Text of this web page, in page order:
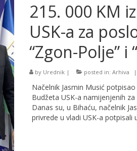
215. 000 KM
USK-a za
“Zgon-Polje” i
by Urednik| posted in: Arhiva |
Načelnik Jasmin Musić
Budžeta USK-a namijenjenih
Danas su, u Bihaću, načelnik
privrede u vladi USK-a